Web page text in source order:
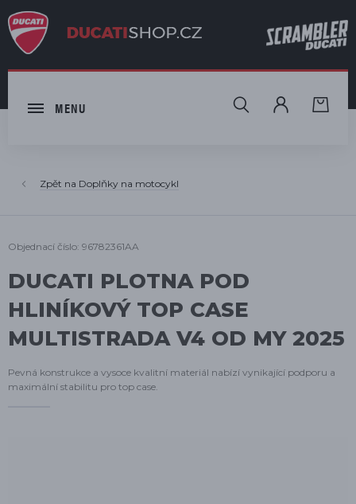
MENU HLEDAT
Doplňky na motocykl
Objednací číslo: 96782361AA
DUCATI PLOTNA POD
HLINÍKOVÝ TOP CASE
MULTISTRADA V4 OD MY 2025
Pevná konstrukce a vysoce kvalitní materiál nabízí vynikající podporu a
maximální stabilitu pro top case.